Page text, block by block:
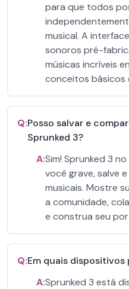
para que todos
musical. A
sonoros pré-
músicas incríveis
conceitos básicos
Q:Posso salvar e
Sprunked 3?
A:Sim! Sprunked 3
você grave, salve
musicais. Mostre
a comunidade,
e construa seu
Q:Em quais dispositivos
A:Sprunked 3 está